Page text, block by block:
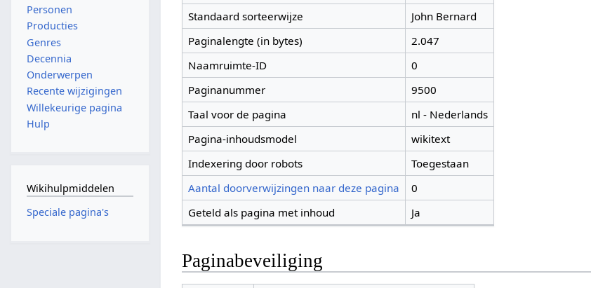
Standaard sorteerwijze
John Bernard
Paginalengte (in bytes)
2.047
Naamruimte-ID
0
Paginanummer
9500
Taal voor de pagina
nl - Nederlands
Pagina-inhoudsmodel
wikitext
Indexering door robots
Toegestaan
Aantal doorverwijzingen naar deze pagina
0
Geteld als pagina met inhoud
Ja
Paginabeveiliging
Personen
Producties
Genres
Decennia
Onderwerpen
Recente wijzigingen
Willekeurige pagina
Hulp
Wikihulpmiddelen
Speciale pagina's